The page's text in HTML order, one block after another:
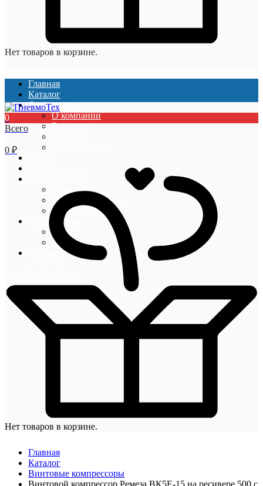
Нет товаров в корзине.
Главная
Каталог
О компании
О компании
Вакансии
Гарантии
Оплата и доставка
Акции и скидки
Информация
Блог
Новости
Контакты
0
Всего
0 ₽
Нет товаров в корзине.
Главная
Каталог
Винтовые компрессоры